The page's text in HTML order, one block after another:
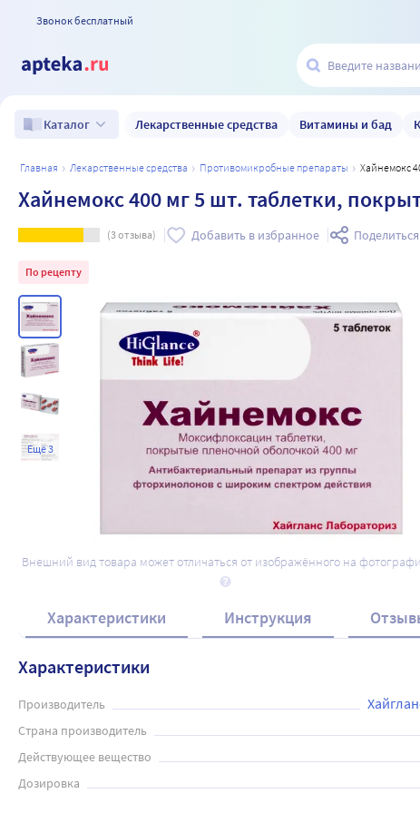
Звонок бесплатный
Каталог Лекарственные средства Витамины и бад
главная лекарственные средства противомикробные препараты Хайнемокс
Хайнемокс 400 мг 5 шт. таблетки,
(3отзыва) Добавить в избранное Поделиться
По рецепту
Ещё 3
Внешний вид товара может отличаться от изображённого на
Характеристики Инструкция
Характеристики
Производитель
Страна производитель
Действующее вещество
Дозировка